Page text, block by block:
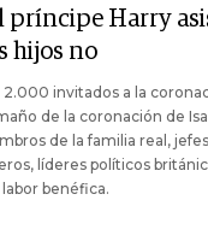
príncipe Harry
hijos no
invitados a la
de la coronación de
de la familia real,
líderes políticos
benéfica.